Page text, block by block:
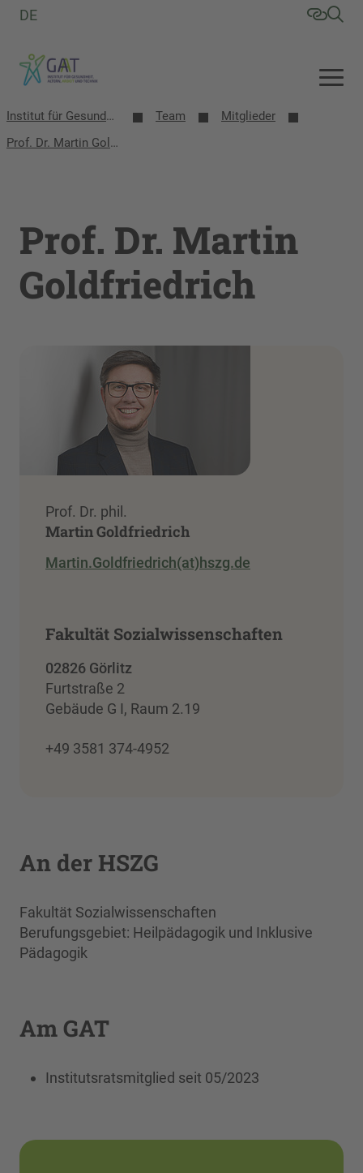
DE
Institut für Gesundheit, Altern, Arbeit und Technik (GAT) Team
Mitglieder
Prof. Dr. Martin Goldfriedrich
Prof. Dr. Martin
Goldfriedrich
Prof. Dr. phil.
Martin Goldfriedrich
Martin.Goldfriedrich(at)hszg.de
Fakultät Sozialwissenschaften
02826 Görlitz
Furtstraße 2
Gebäude G I, Raum 2.19
+49 3581 374-4952
An der HSZG
Fakultät Sozialwissenschaften
Berufungsgebiet: Heilpädagogik und Inklusive
Pädagogik
Am GAT
Institutsratsmitglied seit 05/2023